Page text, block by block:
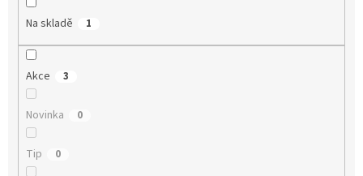
Na skladě 1
Akce 3
Novinka 0
Tip 0